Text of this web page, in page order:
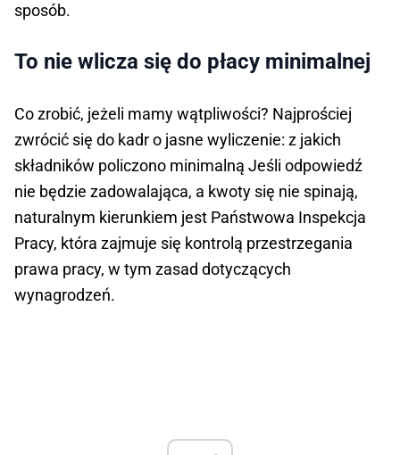
sposób.
To nie wlicza się do płacy minimalnej
Co zrobić, jeżeli mamy wątpliwości? Najprościej
zwrócić się do kadr o jasne wyliczenie: z jakich
składników policzono minimalną Jeśli odpowiedź
nie będzie zadowalająca, a kwoty się nie spinają,
naturalnym kierunkiem jest Państwowa Inspekcja
Pracy, która zajmuje się kontrolą przestrzegania
prawa pracy, w tym zasad dotyczących
wynagrodzeń.